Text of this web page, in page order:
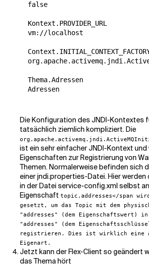
  false
  Kontext.PROVIDER_URL
  vm://localhost
  Thema.Adressen
  Adressen
Die Konfiguration des JNDI-Kontextes
tatsächlich ziemlich kompliziert. Die
ist ein sehr einfacher JNDI-Kontext und
Eigenschaften zur Registrierung von
Themen. Normalerweise befinden sich
einer jndi.properties-Datei. Hier werden
in der Datei service-config.xml selbst
Eigenschaft topic.addresses</span
gesetzt, um das Topic mit dem
"addresses" (dem Eigenschaftswert)
"addresses" (dem
registrieren. Dies ist wirklich eine
Eigenart.
Jetzt kann der Flex-Client so geändert
das Thema hört